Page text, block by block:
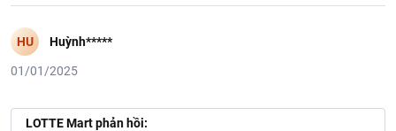
HU Huỳnh*****
01/01/2025
LOTTE Mart phản hồi: